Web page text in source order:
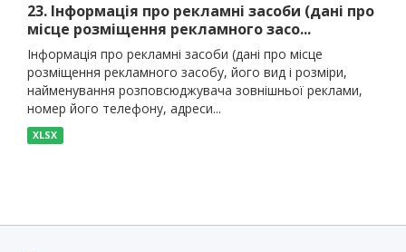
23. Інформація про рекламні засоби (дані про
місце розміщення рекламного засо...
Інформація про рекламні засоби (дані про місце
розміщення рекламного засобу, його вид і розміри,
найменування розповсюджувача зовнішньої реклами,
номер його телефону, адреси...
XLSX